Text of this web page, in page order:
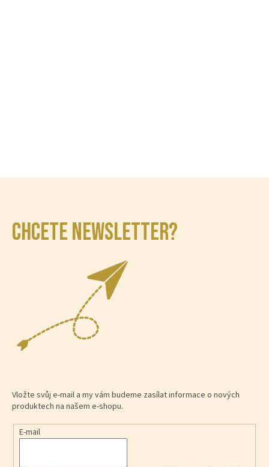
CHCETE NEWSLETTER?
Vložte svůj e-mail a my vám budeme zasílat informace o nových
produktech na našem e-shopu.
E-mail